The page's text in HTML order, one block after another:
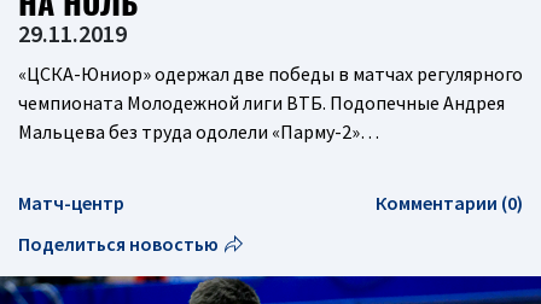
29.11.2019
«ЦСКА-Юниор» одержал две победы в матчах регулярного
чемпионата Молодежной лиги ВТБ. Подопечные Андрея
Мальцева без труда одолели «Парму-2»…
Матч-центр
Комментарии (0)
Поделиться новостью